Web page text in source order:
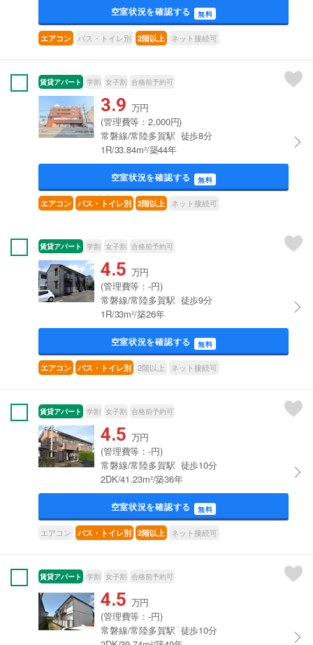
空室状況を確認する 無料
エアコン バス・トイレ別 2階以上 ネット接続可
賃貸アパート 学割 女子割 合格前予約可
3.9 万円
(管理費等：2,000円)
常磐線/常陸多賀駅 徒歩8分
1R/33.84m²/築44年
空室状況を確認する 無料
エアコン バス・トイレ別 2階以上 ネット接続可
賃貸アパート 学割 女子割 合格前予約可
4.5 万円
(管理費等：-円)
常磐線/常陸多賀駅 徒歩9分
1R/33m²/築26年
空室状況を確認する 無料
エアコン バス・トイレ別 2階以上 ネット接続可
賃貸アパート 学割 女子割 合格前予約可
4.5 万円
(管理費等：-円)
常磐線/常陸多賀駅 徒歩10分
2DK/41.23m²/築36年
空室状況を確認する 無料
エアコン バス・トイレ別 2階以上 ネット接続可
賃貸アパート 学割 女子割 合格前予約可
4.5 万円
(管理費等：-円)
常磐線/常陸多賀駅 徒歩10分